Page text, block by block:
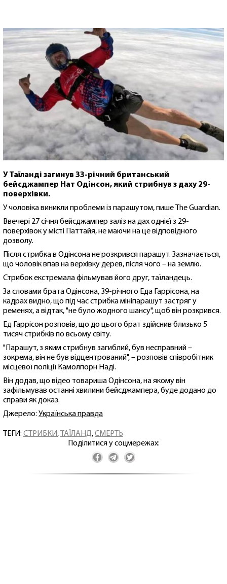
У Таїланді загинув 33-річний британський
бейсджампер Нат Одінсон, який стрибнув з даху 29-
поверхівки.
У чоловіка виникли проблеми із парашутом, пише The Guardian.
Ввечері 27 січня бейсджампер заліз на дах однієї з 29-
поверхівок у місті Паттайя, не маючи на це відповідного
дозволу.
Після стрибка в Одінсона не розкрився парашут. Зазначається,
що чоловік впав на верхівку дерев, після чого – на землю.
Стрибок екстремала фільмував його друг, таїландець.
За словами брата Одінсона, 39-річного Еда Гаррісона, на
кадрах видно, що під час стрибка мініпарашут застряг у
ременях, а відтак, "не було жодного шансу", щоб він розкрився.
Ед Гаррісон розповів, що до цього брат здійснив близько 5
тисяч стрибків по всьому світу.
"Парашут, з яким стрибнув загиблий, був несправний –
зокрема, він не був відцентрований", – розповів співробітник
місцевої поліції Камолпорн Наді.
Він додав, що відео товариша Одінсона, на якому він
зафільмував останні хвилини бейсджампера, буде додано до
справи як доказ.
Джерело: Українська правда
ТЕГИ: СТРИБКИ, ТАЇЛАНД,СМЕРТЬ
Поділитися у соцмережах: